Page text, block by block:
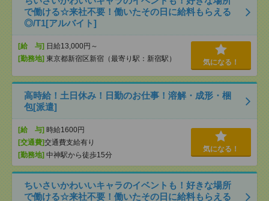
で働ける☆来社不要！働いたその日に給料もらえる
◎/T1[アルバイト]
[給 与] 日給13,000円～
[勤務地] 東京都新宿区新宿（最寄り駅：新宿駅） 気になる！
高時給！土日休み！日勤のお仕事！溶解・成形・梱
包[派遣]
[給 与] 時給1600円
[交通費]交通費支給有り
[勤務地] 中神駅から徒歩15分
気になる！
ちいさいかわいいキャラのイベントも！好きな場所
で働ける☆来社不要！働いたその日に給料もらえる